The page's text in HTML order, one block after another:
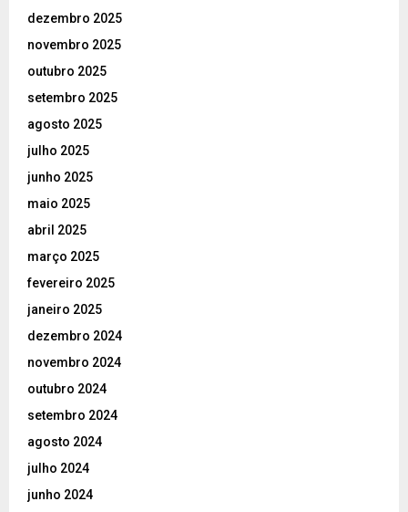
dezembro 2025
novembro 2025
outubro 2025
setembro 2025
agosto 2025
julho 2025
junho 2025
maio 2025
abril 2025
março 2025
fevereiro 2025
janeiro 2025
dezembro 2024
novembro 2024
outubro 2024
setembro 2024
agosto 2024
julho 2024
junho 2024